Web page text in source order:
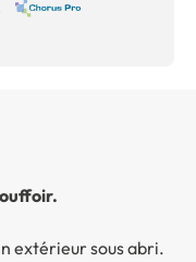
extérieur sous abri.